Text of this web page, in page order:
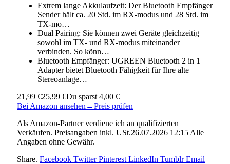
Extrem lange Akkulaufzeit: Der Bluetooth Empfänger
Sender hält ca. 20 Std. im RX-modus und 28 Std. im
TX-mo…
Dual Pairing: Sie können zwei Geräte gleichzeitig
sowohl im TX- und RX-modus miteinander
verbinden. So könn…
Bluetooth Empfänger: UGREEN Bluetooth 2 in 1
Adapter bietet Bluetooth Fähigkeit für Ihre alte
Stereoanlage…
21,99 €25,99 €Du sparst 4,00 €
Bei Amazon ansehen →Preis prüfen
Als Amazon-Partner verdiene ich an qualifizierten
Verkäufen. Preisangaben inkl. USt.26.07.2026 12:15 Alle
Angaben ohne Gewähr.
Share. Facebook Twitter Pinterest LinkedIn Tumblr Email